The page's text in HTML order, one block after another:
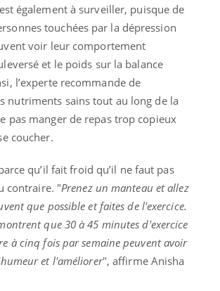
également à surveiller, puisque de
touchées par la dépression
voir leur comportement
et le poids sur la balance
l’experte recommande de
nutriments sains tout au long de la
pas manger de repas trop copieux
coucher.
qu’il fait froid qu’il ne faut pas
contraire. "Prenez un manteau et allez
que possible et faites de l'exercice.
que 30 à 45 minutes d'exercice
à cinq fois par semaine peuvent avoir
et l'améliorer", affirme Anisha